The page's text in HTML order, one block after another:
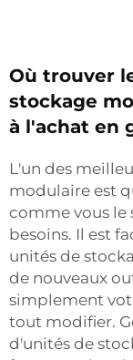
Où trouver
stockage
à l'achat en
L'un des
modulaire est
comme vous le
besoins. Il est
unités de
de nouveaux
simplement
tout modifier.
d'unités de